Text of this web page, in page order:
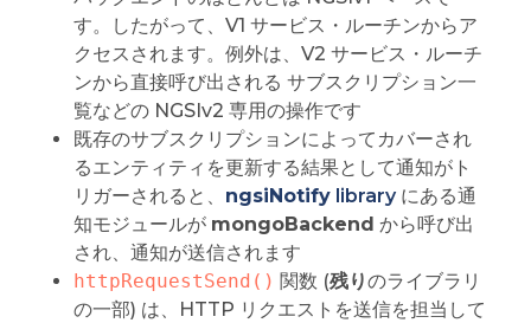
す。したがって、V1 サービス・ルーチンからア
クセスされます。例外は、V2 サービス・ルーチ
ンから直接呼び出される サブスクリプション一
覧などの NGSIv2 専用の操作です
既存のサブスクリプションによってカバーされ
るエンティティを更新する結果として通知がト
リガーされると、 ngsiNotifylibraryにある通
知モジュールが mongoBackend から呼び出
され、通知が送信されます
httpRequestSend() 関数 (残りのライブラリ
の一部) は、HTTP リクエストを送信を担当して